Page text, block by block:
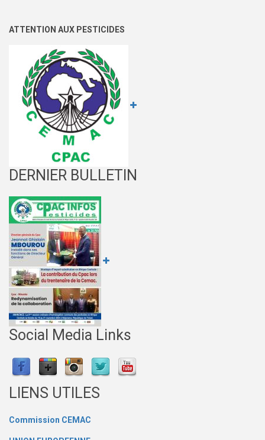
ATTENTION AUX PESTICIDES
DERNIER BULLETIN
Social Media Links
LIENS UTILES
Commission CEMAC